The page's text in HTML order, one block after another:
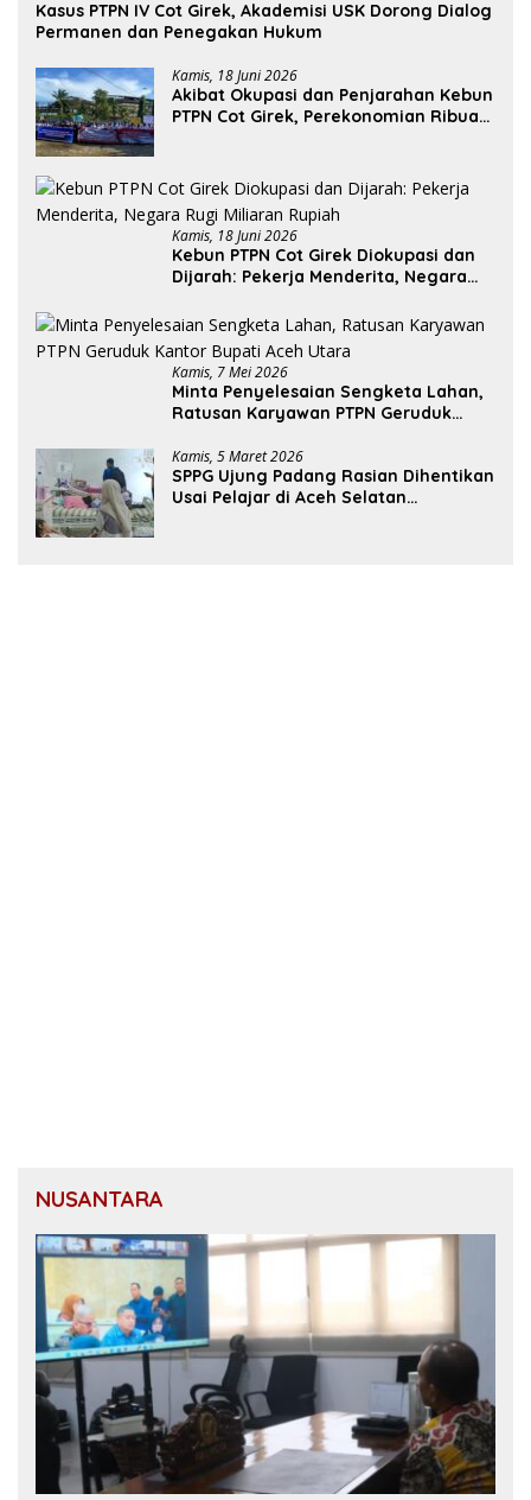
Kasus PTPN IV Cot Girek, Akademisi USK Dorong Dialog
Permanen dan Penegakan Hukum
Kamis, 18 Juni 2026
Akibat Okupasi dan Penjarahan Kebun
PTPN Cot Girek, Perekonomian Ribuan
Kamis, 18 Juni 2026
Kebun PTPN Cot Girek Diokupasi dan
Dijarah: Pekerja Menderita, Negara
Kamis, 7 Mei 2026
Minta Penyelesaian Sengketa Lahan,
Ratusan Karyawan PTPN Geruduk
Kamis, 5 Maret 2026
SPPG Ujung Padang Rasian Dihentikan
Usai Pelajar di Aceh Selatan
NUSANTARA